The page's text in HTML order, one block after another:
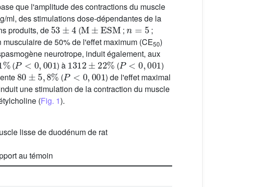
que l'amplitude des contractions du muscle
ml, des stimulations dose-dépendantes de la
produits, de
53±4
(
M±ESM
;
n=5
;
de 50% de l'effet maximum (CE50)
neurotrope, induit également, aux
%
(
P<0,001
) à
1312±22%
(
P<0,001
)
80± 5,8%
(
P<0,001
) de l'effet maximal
une stimulation de la contraction du muscle
(Fig. 1).
lisse de duodénum de rat
au témoin